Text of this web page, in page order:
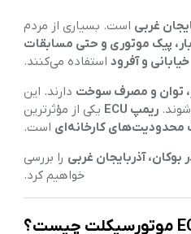
غربی است. بسیاری از مردم
پیک موتوری و حتی مسابقات
خیابانی و آفرود استفاده می‌کنند.
توان و مصرف سوخت دارند. این
ریمپ ECU
یکی از مؤثرترین
کارخانه‌ای است.
را بررسی
خواهیم کرد.